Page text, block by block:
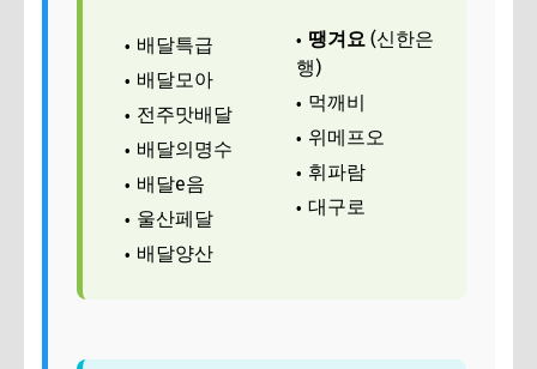
배달특급
배달모아
전주맛배달
배달의명수
배달e음
울산페달
배달양산
땡겨요(신한은
행)
먹깨비
위메프오
휘파람
대구로